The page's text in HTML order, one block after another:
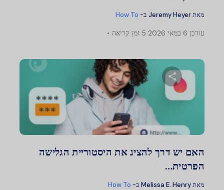
מאתJeremy Heyer ב- How To
עודכן 5 זמן קריאה
שתף מאמר זה
האם יש דרך להציג את היסטוריית הגלישה
הפרטית…
מאתMelissa E. Henry ב- How To